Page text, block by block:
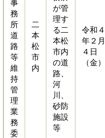
事
務
所
道
路
等
維
持
管
理
業
務
委
二
本
松
市
内
が管
理す
る二
本松
市内
の道
路、
河
川、
砂防
施設
等
令和４
年２月
４日
（金）